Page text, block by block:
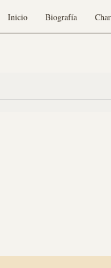
Inicio Biografía